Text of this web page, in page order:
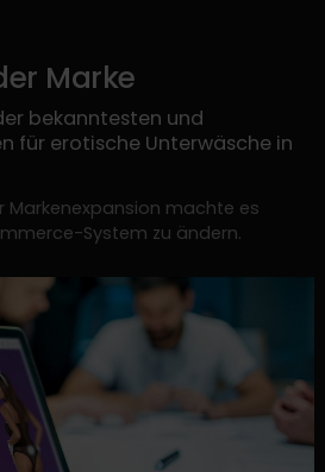
Marke
bekanntesten und
für erotische Unterwäsche in
Markenexpansion machte es
System zu ändern.